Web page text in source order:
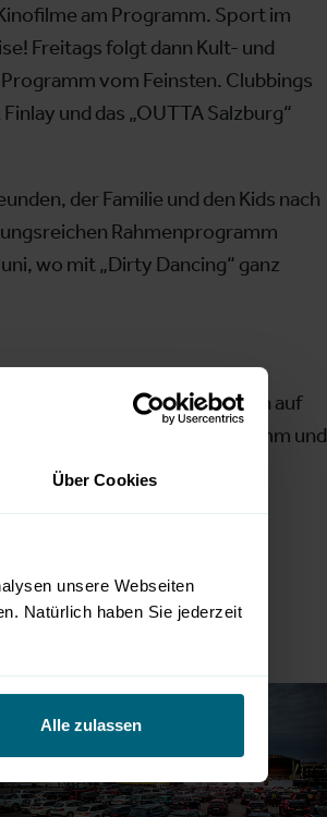
Über Cookies
unsere Webseiten
Natürlich haben Sie jederzeit
Alle zulassen
am Programm. Sport im
Freitags folgt dann Kult- und
vom Feinsten. Clubbings
und das „OUTTA Salzburg“
der Familie und den Kids nach
Rahmenprogramm
wo mit „Dirty Dancing“ ganz
betrifft, sondern auch auf
Das gesamte Programm und